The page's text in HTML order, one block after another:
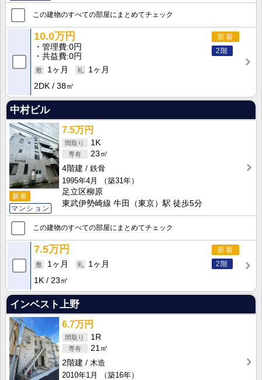
この建物のすべての部屋にまとめてチェック
新着
2階
10.0万円
管理費 0円
共益費 0円
1ヶ月
1ヶ月
2DK
38㎡
中村ビル
新着
マンション
7.5万円
1K
23㎡
4階建
鉄骨
1995年4月
（築31年）
足立区柳原
東武伊勢崎線 牛田（東京）駅 徒歩5分
この建物のすべての部屋にまとめてチェック
新着
2階
7.5万円
1ヶ月
1ヶ月
1K
23㎡
インベスト上野
6.7万円
1R
21㎡
2階建
木造
2010年1月
（築16年）